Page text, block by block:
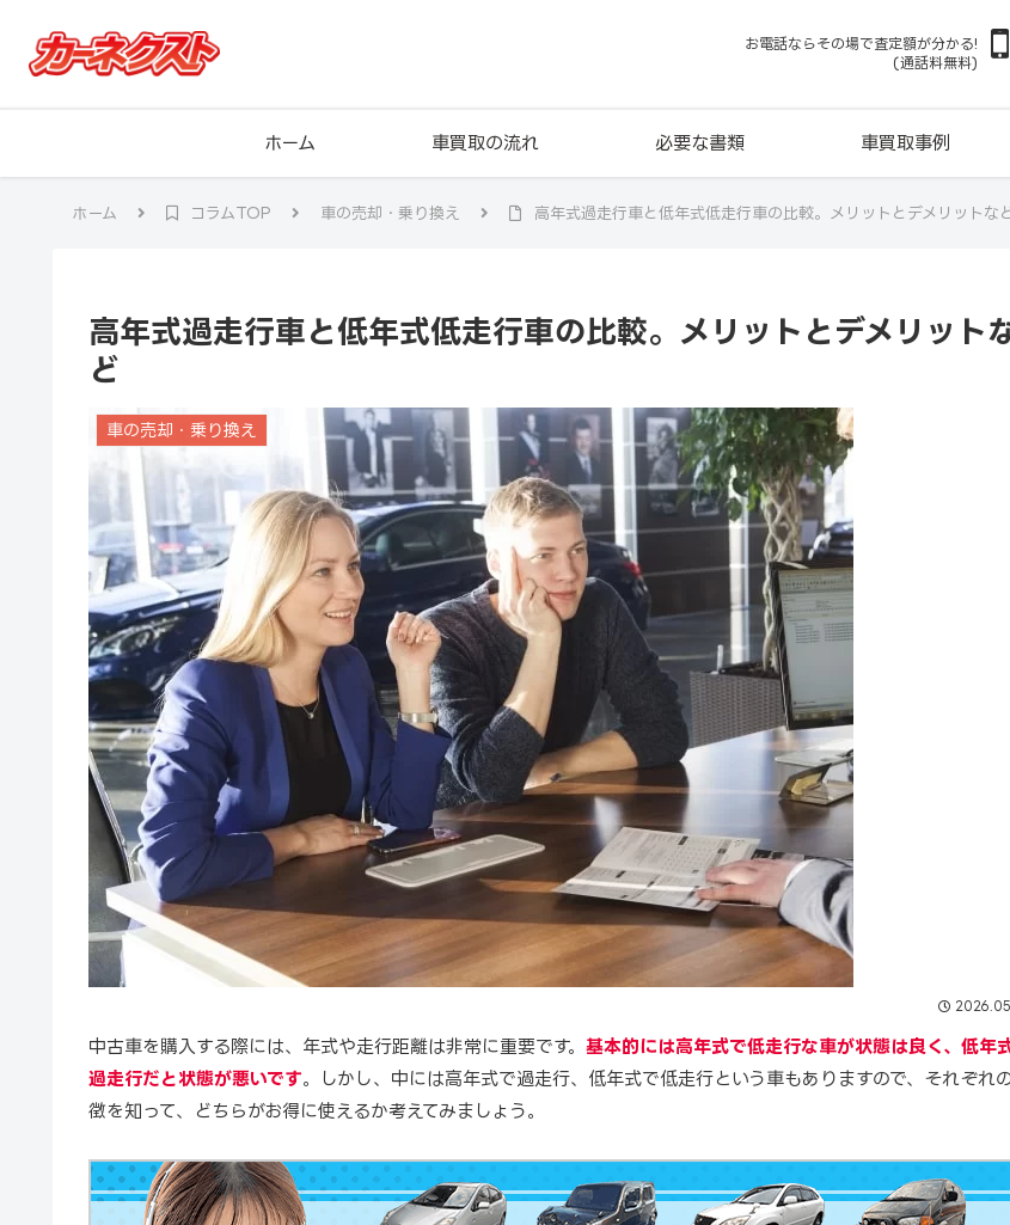
お電話ならその場で査定額が分かる!
(通話料無料)
ホーム 車買取の流れ 必要な書類 車買取事例
ホーム コラムTOP 車の売却・乗り換え 高年式過走行車と低年式低走行車の比較。メリットとデメリットな
高年式過走行車と低年式低走行車の比較。メリットとデメリット
ど
車の売却・乗り換え
中古車を購入する際には、年式や走行距離は非常に重要です。 基本的には高年式で低走行な車が状態は良く、低年
過走行だと状態が悪いです。しかし、中には高年式で過走行、低年式で低走行という車もありますので、それぞれ
徴を知って、どちらがお得に使えるか考えてみましょう。